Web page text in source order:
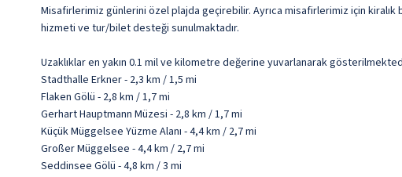
Misafirlerimiz günlerini özel plajda geçirebilir. Ayrıca misafirlerimiz için
hizmeti ve tur/bilet desteği sunulmaktadır.
Uzaklıklar en yakın 0.1 mil ve kilometre değerine yuvarlanarak
Stadthalle Erkner - 2,3 km / 1,5 mi
Flaken Gölü - 2,8 km / 1,7 mi
Gerhart Hauptmann Müzesi - 2,8 km / 1,7 mi
Küçük Müggelsee Yüzme Alanı - 4,4 km / 2,7 mi
Großer Müggelsee - 4,4 km / 2,7 mi
Seddinsee Gölü - 4,8 km / 3 mi